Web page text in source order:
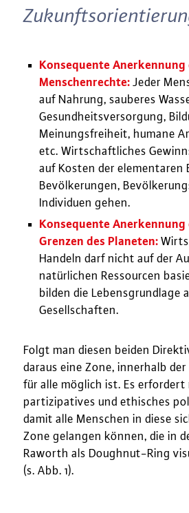
Konsequente Anerkennung
Menschenrechte: Jeder
auf Nahrung, sauberes
Gesundheitsversorgung,
Meinungsfreiheit, humane
etc. Wirtschaftliches
auf Kosten der elementaren
Bevölkerungen,
Individuen gehen.
Konsequente
Grenzen des Planeten:
Handeln darf nicht auf der
natürlichen Ressourcen
bilden die Lebensgrundlage
Gesellschaften.
Folgt man diesen beiden
daraus eine Zone, innerhalb
für alle möglich ist. Es erfordert
partizipatives und ethisches
damit alle Menschen in diese
Zone gelangen können, die in
Raworth als Doughnut-Ring
(s. Abb. 1).